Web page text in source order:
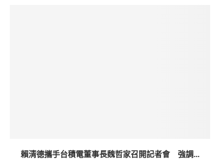
賴清德攜手台積電董事長魏哲家召開記者會 強調...